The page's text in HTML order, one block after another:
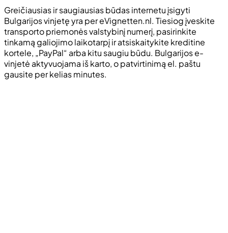
Greičiausias ir saugiausias būdas internetu įsigyti
Bulgarijos vinjetę yra per eVignetten.nl. Tiesiog įveskite
transporto priemonės valstybinį numerį, pasirinkite
tinkamą galiojimo laikotarpį ir atsiskaitykite kreditine
kortele, „PayPal“ arba kitu saugiu būdu. Bulgarijos e-
vinjetė aktyvuojama iš karto, o patvirtinimą el. paštu
gausite per kelias minutes.